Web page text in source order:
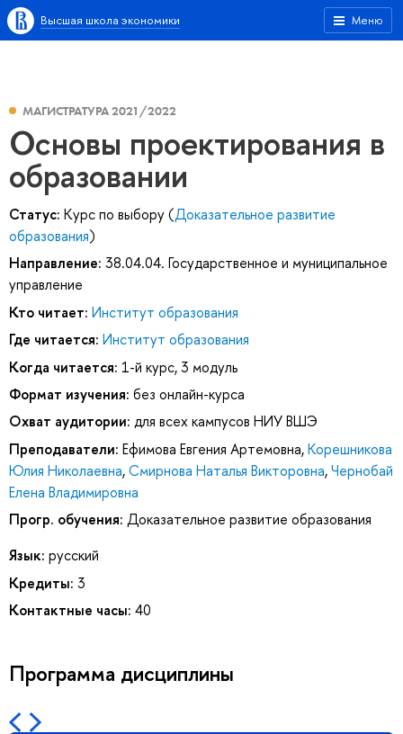
Меню
Высшая школа экономики
МАГИСТРАТУРА 2021/2022
Основы проектирования в
образовании
Статус: Курс по выбору (Доказательное развитие
образования)
Направление: 38.04.04. Государственное и муниципальное
управление
Кто читает: Институт образования
Где читается: Институт образования
Когда читается: 1-й курс, 3 модуль
Формат изучения: без онлайн-курса
Охват аудитории: для всех кампусов НИУ ВШЭ
Преподаватели: Ефимова Евгения Артемовна,Корешникова
Юлия Николаевна,Смирнова Наталья Викторовна,Чернобай
Елена Владимировна
Прогр. обучения: Доказательное развитие образования
Язык: русский
Кредиты: 3
Контактные часы: 40
Программа дисциплины